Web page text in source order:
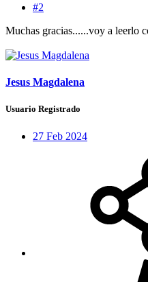
#2
Muchas gracias......voy a leerlo
Jesus Magdalena
Usuario Registrado
27 Feb 2024